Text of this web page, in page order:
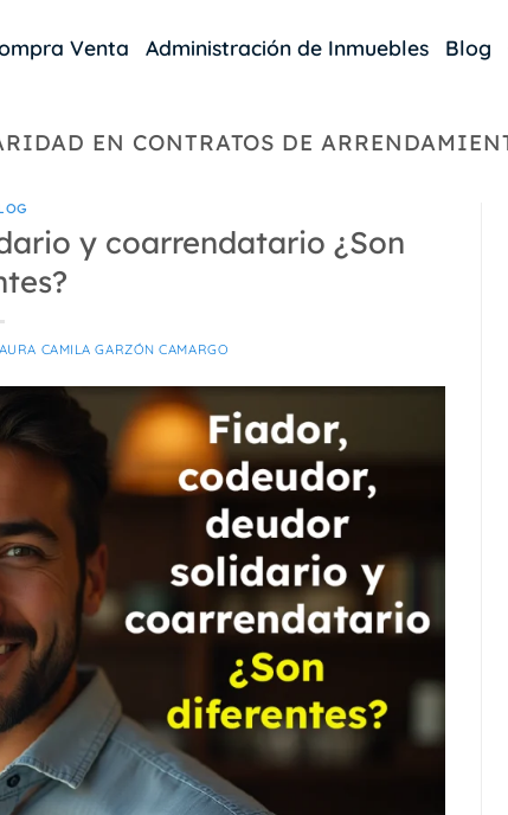
Venta Administración de Inmuebles Blog
EN CONTRATOS DE
y coarrendatario ¿Son
CAMILA GARZÓN CAMARGO